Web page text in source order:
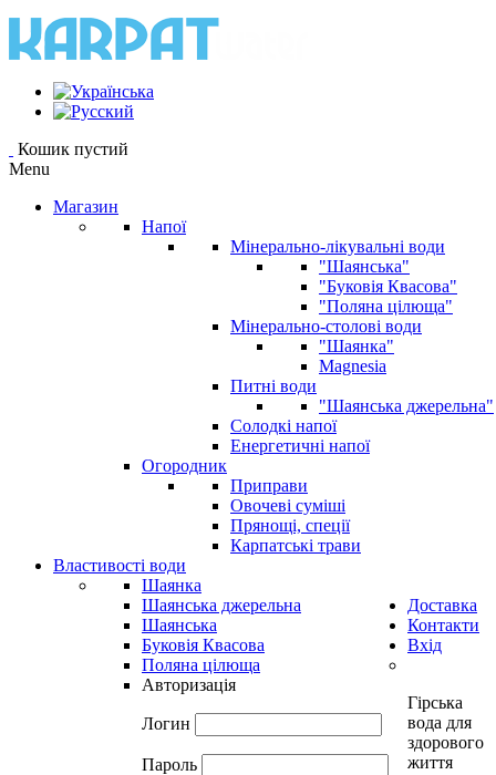
Кошик пустий
Menu
Магазин
Напої
Мінерально-лікувальні води
"Шаянська"
"Буковія Квасова"
"Поляна цілюща"
Мінерально-столові води
"Шаянка"
Magnesia
Питні води
"Шаянська джерельна"
Солодкі напої
Енергетичні напої
Огородник
Приправи
Овочеві суміші
Прянощі, спеції
Карпатські трави
Властивості води
Шаянка
Шаянська джерельна
Шаянська
Буковія Квасова
Поляна цілюща
Доставка
Контакти
Вхід
Авторизація
Логин
Пароль
Гірська
вода для
здорового
життя